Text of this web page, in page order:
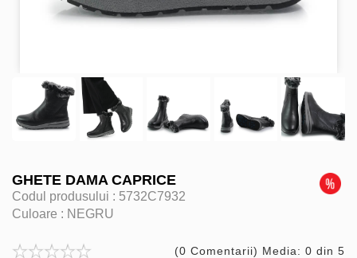
GHETE DAMA CAPRICE
Codul produsului : 5732C7932
Culoare : NEGRU
(0 Comentarii) Media: 0 din 5